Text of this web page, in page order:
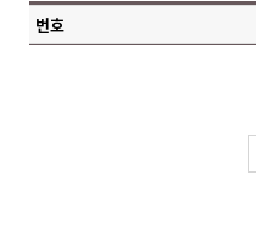
번호